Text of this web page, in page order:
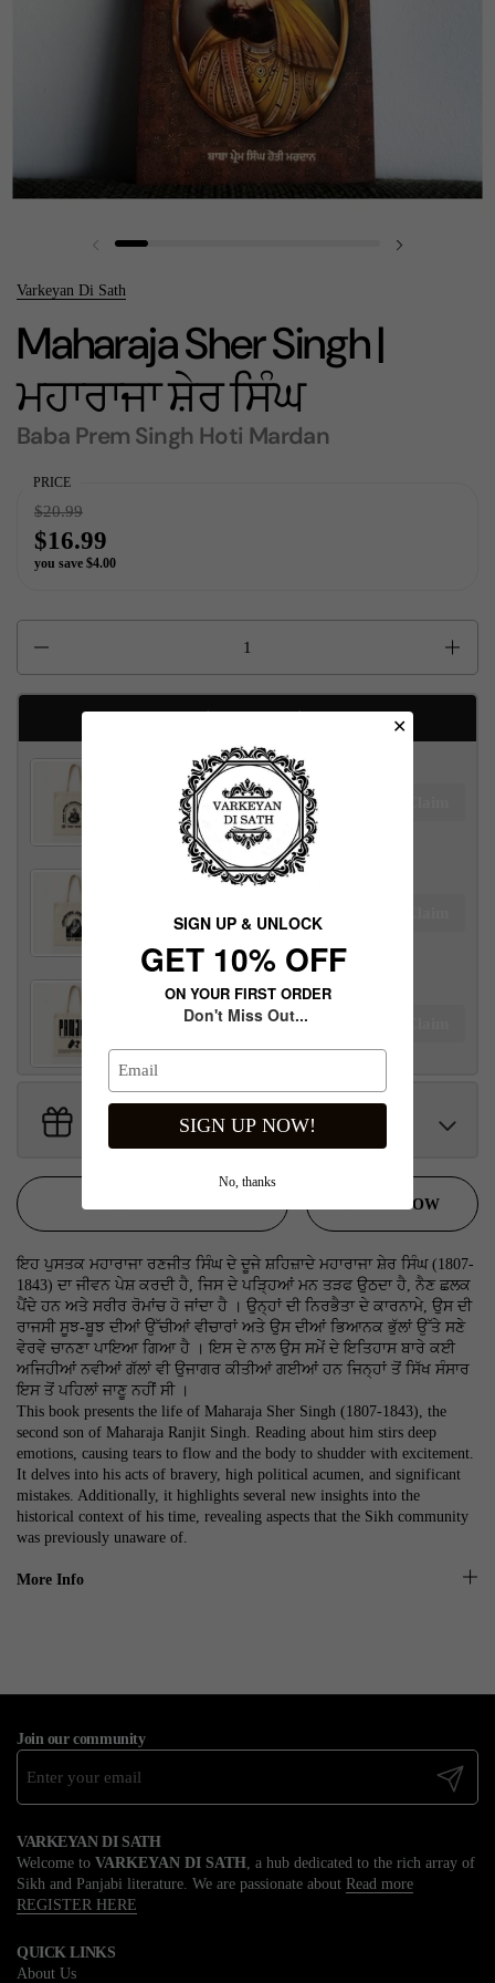
SIGN UP & UNLOCK
G​ET 10% OFF
ON YOUR FIRST ORDER
Don't Miss Out...
SIGN UP NOW!
No, thanks
✕
Previous slide
Varkeyan Di Sath
Maharaja Sher Singh |
ਮਹਾਰਾਜਾ ਸ਼ੇਰ ਸਿੰਘ
Baba Prem Singh Hoti Mardan
PRICE
$16.99
$20.99
you save $4.00
Available Free gifts
Maharaja Ranjit Singh Tote Bag
$100.00 away to unlock!
$100.00 away to unlock!
Panjab Tote Bag
Sant Jarnail Singh Ji- Tote Bag Claim
Get Free Gifts With Your Order
BUY IT NOW
ਇਹ ਪੁਸਤਕ ਮਹਾਰਾਜਾ ਰਣਜੀਤ ਸਿੰਘ ਦੇ ਦੂਜੇ ਸ਼ਹਿਜ਼ਾਦੇ ਮਹਾਰਾਜਾ ਸ਼ੇਰ ਸਿੰਘ (1807-
1843) ਦਾ ਜੀਵਨ ਪੇਸ਼ ਕਰਦੀ ਹੈ, ਜਿਸ ਦੇ ਪੜ੍ਹਿਆਂ ਮਨ ਤੜਫ ਉਠਦਾ ਹੈ, ਨੈਣ ਛਲਕ
ਪੈਂਦੇ ਹਨ ਅਤੇ ਸਰੀਰ ਰੋਮਾਂਚ ਹੋ ਜਾਂਦਾ ਹੈ । ਉਨ੍ਹਾਂ ਦੀ ਨਿਰਭੈਤਾ ਦੇ ਕਾਰਨਾਮੇ, ਉਸ ਦੀ
ਰਾਜਸੀ ਸੂਝ-ਬੂਝ ਦੀਆਂ ਉੱਚੀਆਂ ਵੀਚਾਰਾਂ ਅਤੇ ਉਸ ਦੀਆਂ ਭਿਆਨਕ ਭੁੱਲਾਂ ਉੱਤੇ ਸਣੇ
ਵੇਰਵੇ ਚਾਨਣਾ ਪਾਇਆ ਗਿਆ ਹੈ । ਇਸ ਦੇ ਨਾਲ ਉਸ ਸਮੇਂ ਦੇ ਇਤਿਹਾਸ ਬਾਰੇ ਕਈ
ਅਜਿਹੀਆਂ ਨਵੀਆਂ ਗੱਲਾਂ ਵੀ ਉਜਾਗਰ ਕੀਤੀਆਂ ਗਈਆਂ ਹਨ ਜਿਨ੍ਹਾਂ ਤੋਂ ਸਿੱਖ ਸੰਸਾਰ
ਇਸ ਤੋਂ ਪਹਿਲਾਂ ਜਾਣੂ ਨਹੀਂ ਸੀ ।
This book presents the life of Maharaja Sher Singh (1807-1843), the
second son of Maharaja Ranjit Singh. Reading about him stirs deep
emotions, causing tears to flow and the body to shudder with excitement.
It delves into his acts of bravery, high political acumen, and significant
mistakes. Additionally, it highlights several new insights into the
historical context of his time, revealing aspects that the Sikh community
was previously unaware of.
More Info
Join our community
Submit
VARKEYAN DI SATH
Welcome to VARKEYAN DI SATH , a hub dedicated to the rich array of
Sikh and Panjabi literature. We are passionate about Read more
REGISTER HERE
QUICK LINKS
About Us